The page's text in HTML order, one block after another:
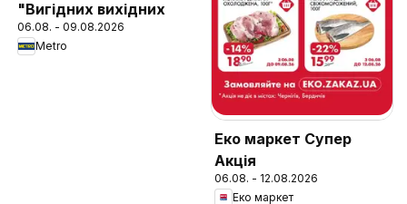
"Вигідних вихідних
06.08. - 09.08.2026
Metro
Еко маркет Супер
Акція
06.08. - 12.08.2026
Еко маркет